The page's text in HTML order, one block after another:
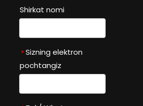
Shirkat nomi
* Sizning elektron
pochtangiz